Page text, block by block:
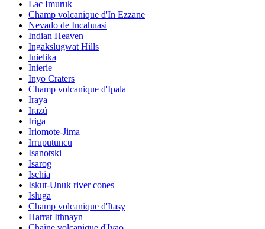
Lac Imuruk
Champ volcanique d'In Ezzane
Nevado de Incahuasi
Indian Heaven
Ingakslugwat Hills
Inielika
Inierie
Inyo Craters
Champ volcanique d'Ipala
Iraya
Irazú
Iriga
Iriomote-Jima
Irruputuncu
Isanotski
Isarog
Ischia
Iskut-Unuk river cones
Isluga
Champ volcanique d'Itasy
Harrat Ithnayn